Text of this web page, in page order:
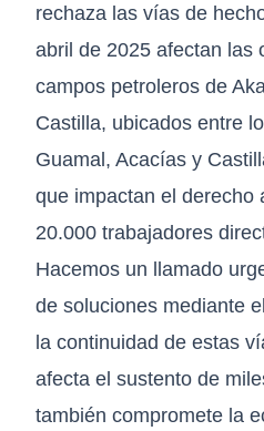
rechaza las vías de
abril de 2025 afectan las
campos petroleros de
Castilla, ubicados entre
Guamal, Acacías y
que impactan el derecho
20.000 trabajadores
Hacemos un llamado
de soluciones mediante
la continuidad de estas
afecta el sustento de
también compromete la